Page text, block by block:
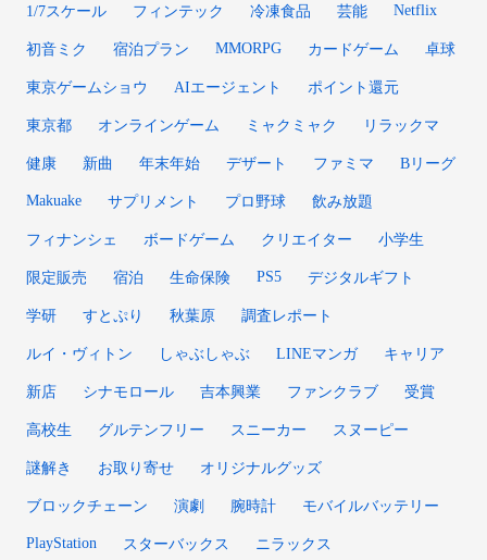
1/7スケール フィンテック 冷凍食品 芸能 Netflix
初音ミク 宿泊プラン MMORPG カードゲーム 卓球
東京ゲームショウ AIエージェント ポイント還元
東京都 オンラインゲーム ミャクミャク リラックマ
健康 新曲 年末年始 デザート ファミマ Bリーグ
Makuake サプリメント プロ野球 飲み放題
フィナンシェ ボードゲーム クリエイター 小学生
限定販売 宿泊 生命保険 PS5 デジタルギフト
学研 すとぷり 秋葉原 調査レポート
ルイ・ヴィトン しゃぶしゃぶ LINEマンガ キャリア
新店 シナモロール 吉本興業 ファンクラブ 受賞
高校生 グルテンフリー スニーカー スヌーピー
謎解き お取り寄せ オリジナルグッズ
ブロックチェーン 演劇 腕時計 モバイルバッテリー
PlayStation スターバックス ニラックス